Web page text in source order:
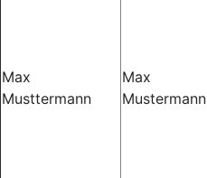
Max
Musttermann
Max
Mustermann